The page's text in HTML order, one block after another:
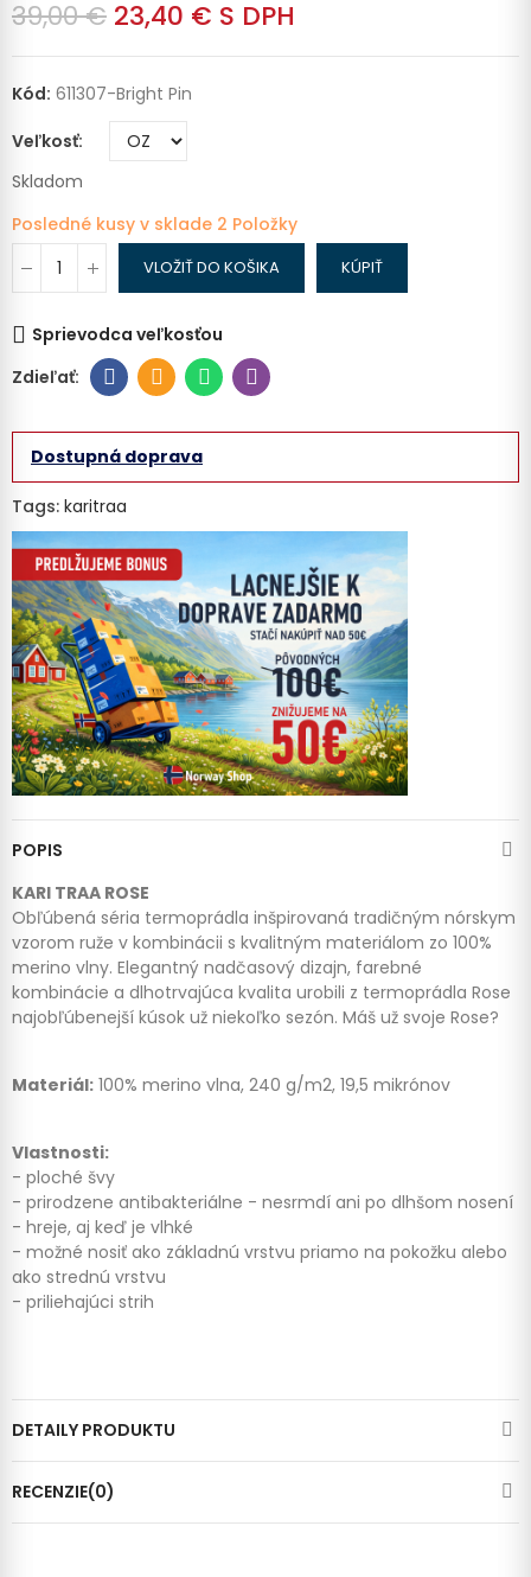
39,00 € 23,40 € S DPH
Kód: 611307-Bright Pin
Veľkosť
Skladom
Posledné kusy v sklade 2 Položky
VLOŽIŤ DO KOŠIKA KÚPIŤ
Sprievodca veľkosťou
Dostupná doprava
Tags: karitraa
POPIS
KARI TRAA ROSE
Obľúbená séria termoprádla inšpirovaná tradičným nórskym
vzorom ruže v kombinácii s kvalitným materiálom zo 100%
merino vlny. Elegantný nadčasový dizajn, farebné
kombinácie a dlhotrvajúca kvalita urobili z termoprádla Rose
najobľúbenejší kúsok už niekoľko sezón. Máš už svoje Rose?
Materiál: 100% merino vlna, 240 g/m2, 19,5 mikrónov
Vlastnosti:
- ploché švy
- prirodzene antibakteriálne - nesrmdí ani po dlhšom nosení
- hreje, aj keď je vlhké
- možné nosiť ako základnú vrstvu priamo na pokožku alebo
ako strednú vrstvu
- priliehajúci strih
DETAILY PRODUKTU
RECENZIE(0)